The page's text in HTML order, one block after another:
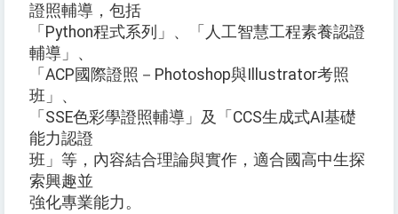
證照輔導，包括
「Python程式系列」、「人工智慧工程素養認證
輔導」、
「ACP國際證照－Photoshop與Illustrator考照
班」、
「SSE色彩學證照輔導」及「CCS生成式AI基礎
能力認證
班」等，內容結合理論與實作，適合國高中生探
索興趣並
強化專業能力。